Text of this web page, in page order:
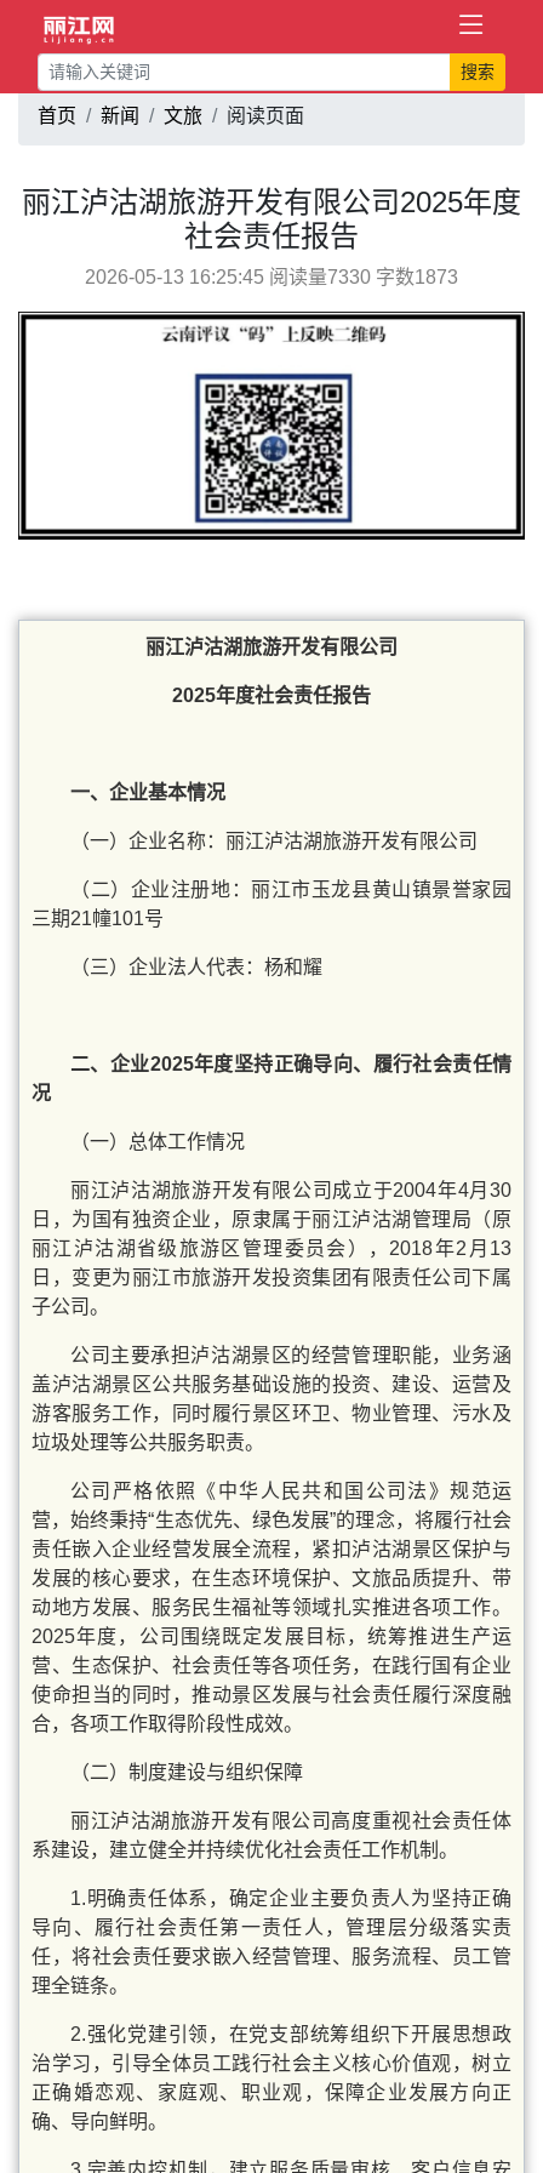
搜索
首页 新闻 文旅 阅读页面
丽江泸沽湖旅游开发有限公司2025年度
社会责任报告
2026-05-13 16:25:45 阅读量7330 字数1873
丽江泸沽湖旅游开发有限公司
2025年度社会责任报告
一、企业基本情况
（一）企业名称：丽江泸沽湖旅游开发有限公司
（二）企业注册地：丽江市玉龙县黄山镇景誉家园
三期21幢101号
（三）企业法人代表：杨和耀
二、企业2025年度坚持正确导向、履行社会责任情
况
（一）总体工作情况
丽江泸沽湖旅游开发有限公司成立于2004年4月30
日，为国有独资企业，原隶属于丽江泸沽湖管理局（原
丽江泸沽湖省级旅游区管理委员会），2018年2月13
日，变更为丽江市旅游开发投资集团有限责任公司下属
子公司。
公司主要承担泸沽湖景区的经营管理职能，业务涵
盖泸沽湖景区公共服务基础设施的投资、建设、运营及
游客服务工作，同时履行景区环卫、物业管理、污水及
垃圾处理等公共服务职责。
公司严格依照《中华人民共和国公司法》规范运
营，始终秉持“生态优先、绿色发展”的理念，将履行社会
责任嵌入企业经营发展全流程，紧扣泸沽湖景区保护与
发展的核心要求，在生态环境保护、文旅品质提升、带
动地方发展、服务民生福祉等领域扎实推进各项工作。
2025年度，公司围绕既定发展目标，统筹推进生产运
营、生态保护、社会责任等各项任务，在践行国有企业
使命担当的同时，推动景区发展与社会责任履行深度融
合，各项工作取得阶段性成效。
（二）制度建设与组织保障
丽江泸沽湖旅游开发有限公司高度重视社会责任体
系建设，建立健全并持续优化社会责任工作机制。
1.明确责任体系，确定企业主要负责人为坚持正确
导向、履行社会责任第一责任人，管理层分级落实责
任，将社会责任要求嵌入经营管理、服务流程、员工管
理全链条。
2.强化党建引领，在党支部统筹组织下开展思想政
治学习，引导全体员工践行社会主义核心价值观，树立
正确婚恋观、家庭观、职业观，保障企业发展方向正
确、导向鲜明。